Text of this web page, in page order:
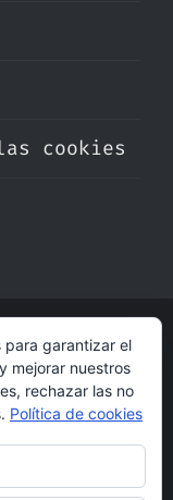
cookies
con cariño
para garantizar el
mejorar nuestros
rechazar las no
Política de cookies